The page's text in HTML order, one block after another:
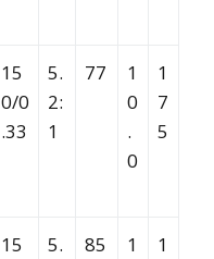
15
0/0
.33
5.
2:
1
77
1
0
.
0
1
7
5
15
5.
85
1
1